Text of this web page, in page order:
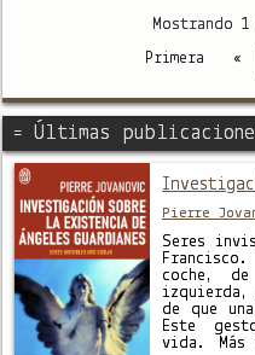
Mostrando
Primera «
= Últimas
Pierre
Seres
coche,
izquierda,
de que
Este
vida. Más